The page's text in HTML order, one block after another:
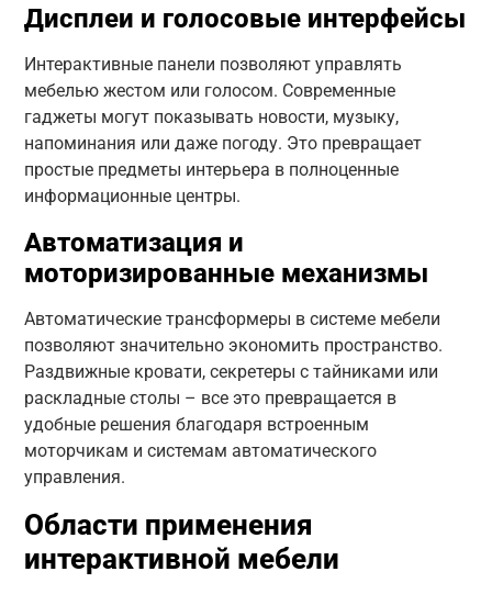
Дисплеи и голосовые интерфейсы
Интерактивные панели позволяют управлять
мебелью жестом или голосом. Современные
гаджеты могут показывать новости, музыку,
напоминания или даже погоду. Это превращает
простые предметы интерьера в полноценные
информационные центры.
Автоматизация и
моторизированные механизмы
Автоматические трансформеры в системе мебели
позволяют значительно экономить пространство.
Раздвижные кровати, секретеры с тайниками или
раскладные столы – все это превращается в
удобные решения благодаря встроенным
моторчикам и системам автоматического
управления.
Области применения
интерактивной мебели